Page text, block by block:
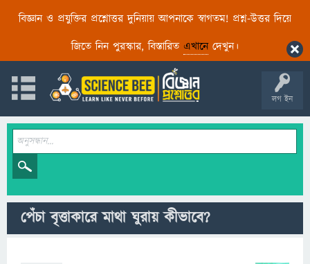
বিজ্ঞান ও প্রযুক্তির প্রশ্নোত্তর দুনিয়ায় আপনাকে স্বাগতম! প্রশ্ন-উত্তর দিয়ে
জিতে নিন পুরস্কার, বিস্তারিত এখানেদেখুন।
লগ ইন
পেঁচা বৃত্তাকারে মাথা ঘুরায় কীভাবে?